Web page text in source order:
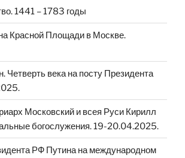
1441 – 1783 годы
Красной Площади в Москве.
Четверть века на посту Президента
Московский и всея Руси Кирилл
богослужения. 19-20.04.2025.
РФ Путина на международном